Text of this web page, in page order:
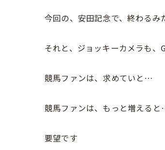
今回の、安田記念で、終わる
それと、ジョッキーカメラも
競馬ファンは、求めていと…
競馬ファンは、もっと増える
要望です